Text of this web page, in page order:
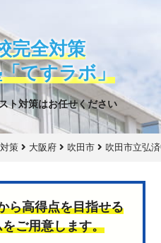
完全対策
てすラボ」
ト対策はお任せください
策 大阪府 吹田市 吹田市立弘
ら高得点を目指せる
ご用意します。